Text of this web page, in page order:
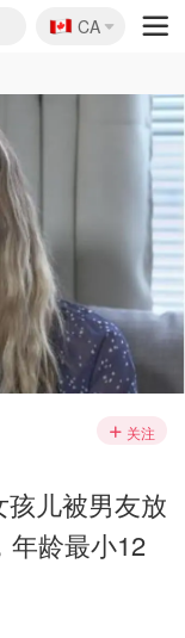
🇨🇦
CA
关注
儿被男友放
年龄最小12